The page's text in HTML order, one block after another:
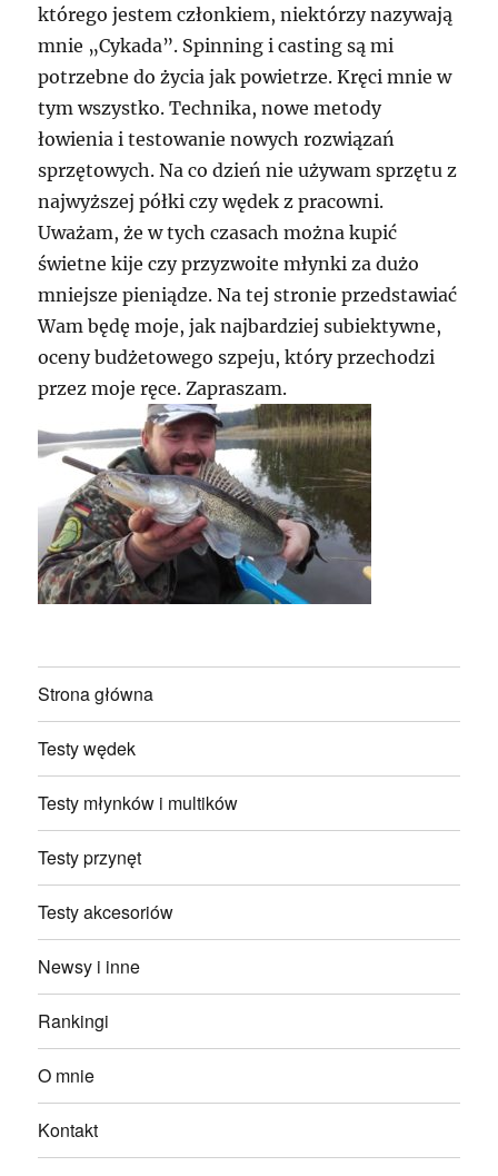
którego jestem członkiem, niektórzy nazywają
mnie „Cykada”. Spinning i casting są mi
potrzebne do życia jak powietrze. Kręci mnie w
tym wszystko. Technika, nowe metody
łowienia i testowanie nowych rozwiązań
sprzętowych. Na co dzień nie używam sprzętu z
najwyższej półki czy wędek z pracowni.
Uważam, że w tych czasach można kupić
świetne kije czy przyzwoite młynki za dużo
mniejsze pieniądze. Na tej stronie przedstawiać
Wam będę moje, jak najbardziej subiektywne,
oceny budżetowego szpeju, który przechodzi
przez moje ręce. Zapraszam.
Strona główna
Testy wędek
Testy młynków i multików
Testy przynęt
Testy akcesoriów
Newsy i inne
Rankingi
O mnie
Kontakt